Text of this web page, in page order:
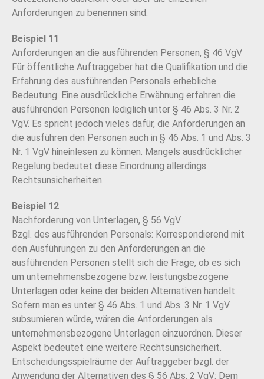
Anforderungen zu benennen sind.
Beispiel 11
Anforderungen an die ausführenden Personen, § 46 VgV
Für öffentliche Auftraggeber hat die Qualifikation und die
Erfahrung des ausführenden Personals erhebliche
Bedeutung. Eine ausdrückliche Erwähnung erfahren die
ausführenden Personen lediglich unter § 46 Abs. 3 Nr. 2
VgV. Es spricht jedoch vieles dafür, die Anforderungen an
die ausführen den Personen auch in § 46 Abs. 1 und Abs. 3
Nr. 1 VgV hineinlesen zu können. Mangels ausdrücklicher
Regelung bedeutet diese Einordnung allerdings
Rechtsunsicherheiten.
Beispiel 12
Nachforderung von Unterlagen, § 56 VgV
Bzgl. des ausführenden Personals: Korrespondierend mit
den Ausführungen zu den Anforderungen an die
ausführenden Personen stellt sich die Frage, ob es sich
um unternehmensbezogene bzw. leistungsbezogene
Unterlagen oder keine der beiden Alternativen handelt.
Sofern man es unter § 46 Abs. 1 und Abs. 3 Nr. 1 VgV
subsumieren würde, wären die Anforderungen als
unternehmensbezogene Unterlagen einzuordnen. Dieser
Aspekt bedeutet eine weitere Rechtsunsicherheit.
Entscheidungsspielräume der Auftraggeber bzgl. der
Anwendung der Alternativen des § 56 Abs. 2 VgV: Dem